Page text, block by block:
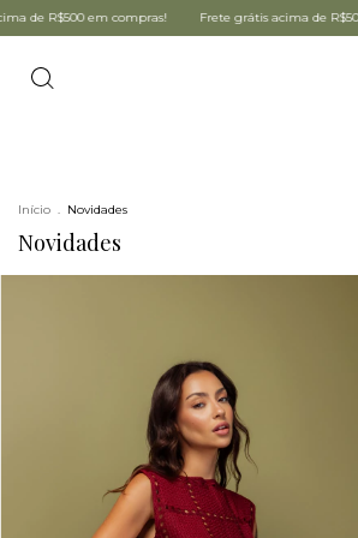
compras! Frete grátis acima de R$500 em compras!
Início . Novidades
Novidades